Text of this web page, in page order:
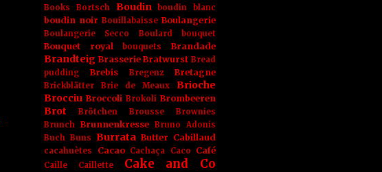
Books
Bortsch Boudin boudin blanc
boudin noir Bouillabaisse Boulangerie
Boulangerie Secco Boulard bouquet
Bouquet royal bouquets Brandade
Brandteig Brasserie Bratwurst Bread
pudding
Brebis Bregenz Bretagne
Brickblätter Brie de Meaux
Brioche
Brocciu Broccoli Brokoli Brombeeren
Brot Brötchen Brousse
Brownies
Brunch Brunnenkresse Bruno Adonis
Buch Buns Burrata Butter Cabillaud
cacahuètes Cacao Cachaça Caco Café
Caille Caillette Cake and Co